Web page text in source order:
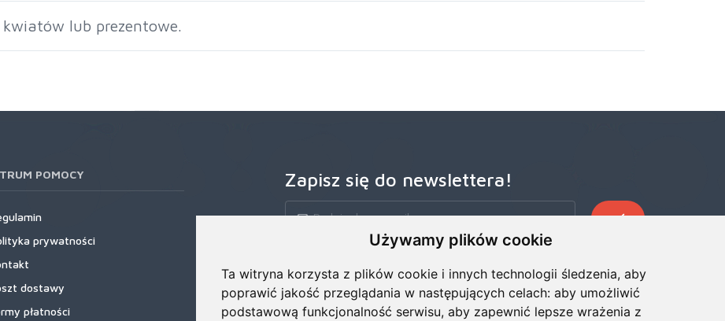
Używamy plików cookie
Ta witryna korzysta z plików cookie i innych technologii śledzenia, aby
poprawić jakość przeglądania w następujących celach: aby umożliwić
podstawową funkcjonalność serwisu, aby zapewnić lepsze wrażenia z
lub prezentowe.
POMOCY
prywatności
dostawy
płatności
Zapisz się do newslettera!
Zapisz się do naszego Newslettera, aby otrzymywać wczesne oferty